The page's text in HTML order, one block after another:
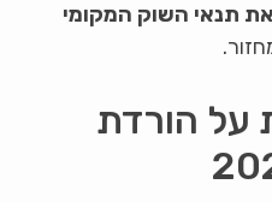
תנאי השוק המקומי
על הורדת